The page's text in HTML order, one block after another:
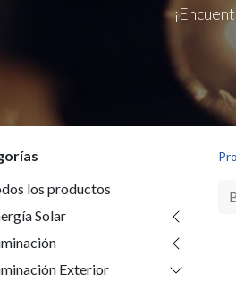
los productos
Solar
Exterior
de
Juan Montero
inteligente e